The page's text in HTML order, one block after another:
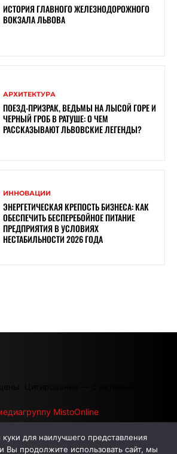
ИСТОРИЯ ГЛАВНОГО ЖЕЛЕЗНОДОРОЖНОГО
ВОКЗАЛА ЛЬВОВА
АРХИТЕКТУРА
ПОЕЗД-ПРИЗРАК, ВЕДЬМЫ НА ЛЫСОЙ ГОРЕ И
ЧЕРНЫЙ ГРОБ В РАТУШЕ: О ЧЕМ
РАССКАЗЫВАЮТ ЛЬВОВСКИЕ ЛЕГЕНДЫ?
ИННОВАЦИИ
ЭНЕРГЕТИЧЕСКАЯ КРЕПОСТЬ БИЗНЕСА: КАК
ОБЕСПЕЧИТЬ БЕСПЕРЕБОЙНОЕ ПИТАНИЕ
ПРЕДПРИЯТИЯ В УСЛОВИЯХ
НЕСТАБИЛЬНОСТИ 2026 ГОДА
Цитирование — с активной
MistoOnline
АВТОРЫ РЕКЛАМА НА САЙТЕ
для наилучшего представления
Вы продолжите использовать сайт, мы